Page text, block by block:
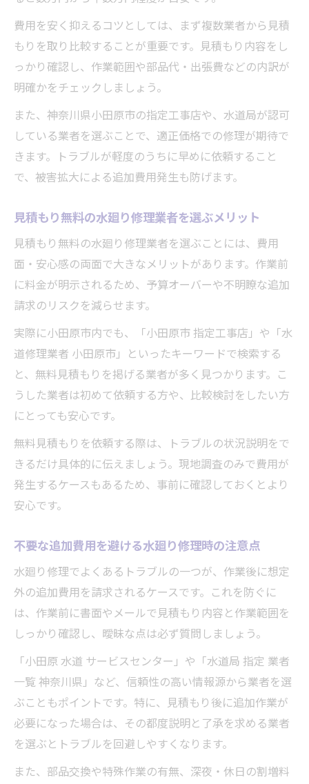
費用を安く抑えるコツとしては、まず複数業者から見積
もりを取り比較することが重要です。見積もり内容をし
っかり確認し、作業範囲や部品代・出張費などの内訳が
明確かをチェックしましょう。
また、神奈川県小田原市の指定工事店や、水道局が認可
している業者を選ぶことで、適正価格での修理が期待で
きます。トラブルが軽度のうちに早めに依頼すること
で、被害拡大による追加費用発生も防げます。
見積もり無料の水廻り修理業者を選ぶメリット
見積もり無料の水廻り修理業者を選ぶことには、費用
面・安心感の両面で大きなメリットがあります。作業前
に料金が明示されるため、予算オーバーや不明瞭な追加
請求のリスクを減らせます。
実際に小田原市内でも、「小田原市 指定工事店」や「水
道修理業者 小田原市」といったキーワードで検索する
と、無料見積もりを掲げる業者が多く見つかります。こ
うした業者は初めて依頼する方や、比較検討をしたい方
にとっても安心です。
無料見積もりを依頼する際は、トラブルの状況説明をで
きるだけ具体的に伝えましょう。現地調査のみで費用が
発生するケースもあるため、事前に確認しておくとより
安心です。
不要な追加費用を避ける水廻り修理時の注意点
水廻り修理でよくあるトラブルの一つが、作業後に想定
外の追加費用を請求されるケースです。これを防ぐに
は、作業前に書面やメールで見積もり内容と作業範囲を
しっかり確認し、曖昧な点は必ず質問しましょう。
「小田原 水道 サービスセンター」や「水道局 指定 業者
一覧 神奈川県」など、信頼性の高い情報源から業者を選
ぶこともポイントです。特に、見積もり後に追加作業が
必要になった場合は、その都度説明と了承を求める業者
を選ぶとトラブルを回避しやすくなります。
また、部品交換や特殊作業の有無、深夜・休日の割増料